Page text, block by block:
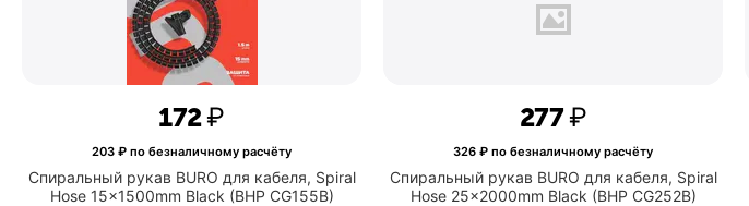
Спиральный рукав BURO для кабеля, Spiral
Hose 15x1500mm Black (BHP CG155B)
‍172‍₽
203 ₽ по безналичному расчёту
Спиральный рукав BURO для кабеля, Spiral
Hose 25x2000mm Black (BHP CG252B)
‍277‍₽
326 ₽ по безналичному расчёту